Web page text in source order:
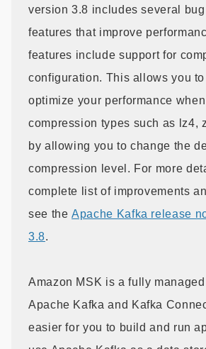
version 3.8 includes several
features that improve
features include support for
configuration. This allows you
optimize your performance
compression types such as lz4,
by allowing you to change the
compression level. For more
complete list of improvements
see theApache Kafka release
3.8.
Amazon MSK is a fully
Apache Kafka and Kafka
easier for you to build and run